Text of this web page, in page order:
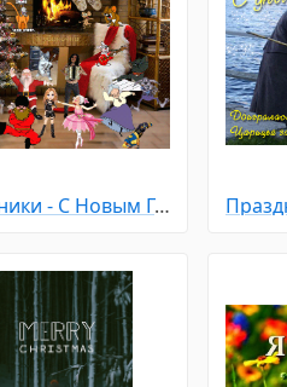
Праздники - С Новым Годом